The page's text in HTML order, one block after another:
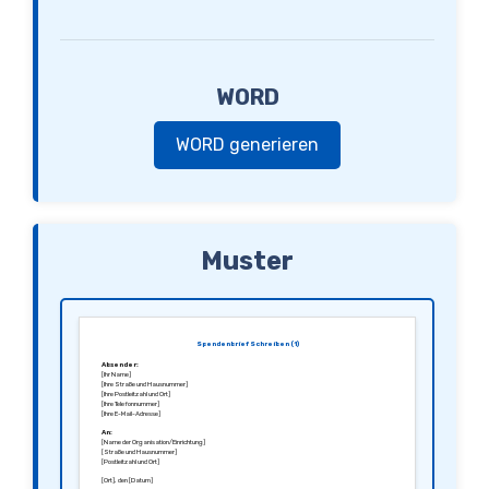
WORD
WORD generieren
Muster
Spendenbrief Schreiben (1)
Absender:
[Ihr Name]
[Ihre Straße und Hausnummer]
[Ihre Postleitzahl und Ort]
[Ihre Telefonnummer]
[Ihre E-Mail-Adresse]
An:
[Name der Organisation/Einrichtung]
[Straße und Hausnummer]
[Postleitzahl und Ort]
[Ort], den [Datum]